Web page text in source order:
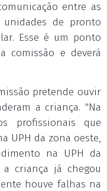
entre as
unidades de pronto
Esse é um ponto
comissão e deverá
pretende ouvir
a criança. "Na
profissionais que
UPH da zona oeste,
na UPH da
criança já chegou
houve falhas na